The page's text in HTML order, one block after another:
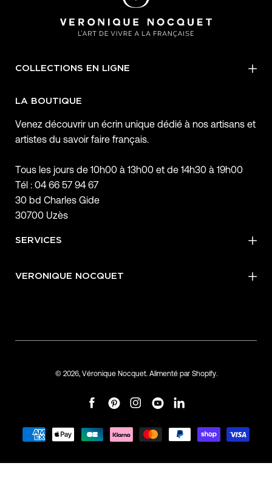
COLLECTIONS EN LIGNE
LA BOUTIQUE
Venez découvrir un écrin unique dédié à nos artisans et
artistes du savoir faire français.
Tous les jours de 10h00 à 13h00 et de 14h30 à 19h00
Tél : 04 66 57 94 67
30 bd Charles Gide
30700 Uzès
SERVICES
VERONIQUE NOCQUET
© 2026, Véronique Nocquet. Alimenté par Shopify.